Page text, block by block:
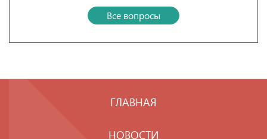
Все вопросы
ГЛАВНАЯ
НОВОСТИ